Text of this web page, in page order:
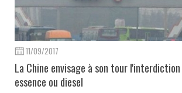
11/09/2017
La Chine envisage à son tour
essence ou diesel